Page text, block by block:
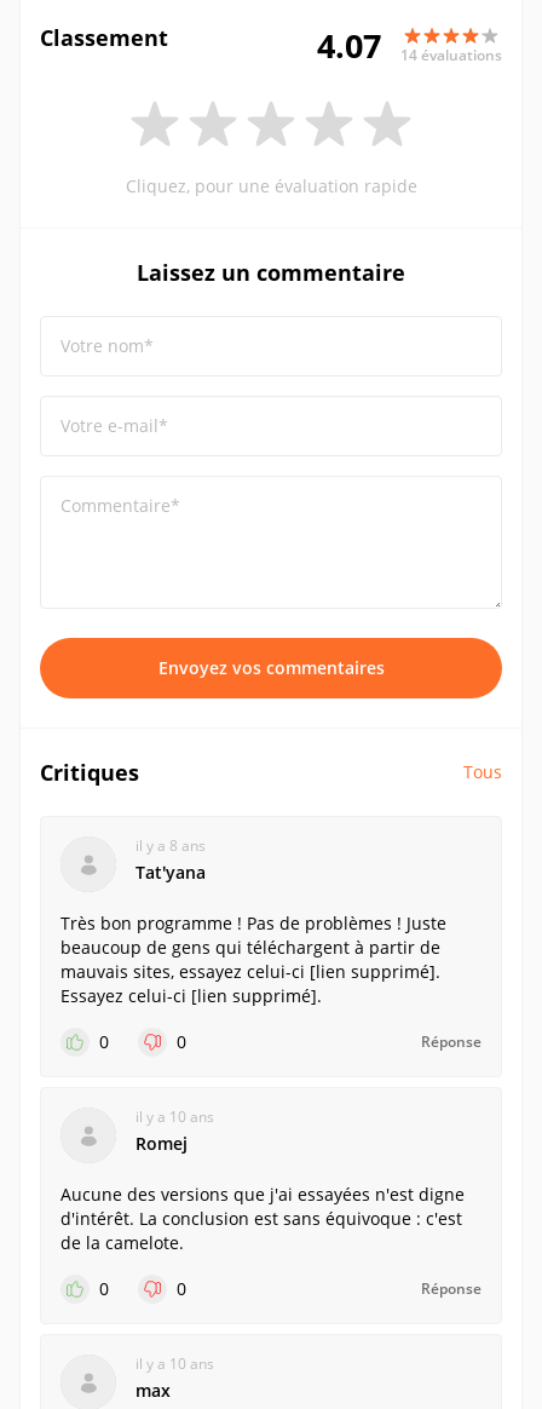
Classement 4.07 14 évaluations
Cliquez, pour une évaluation rapide
Laissez un commentaire
Votre nom*
Votre e-mail*
Commentaire*
Envoyez vos commentaires
Critiques Tous
il y a 8 ans
Tatʹyana
Très bon programme ! Pas de problèmes ! Juste
beaucoup de gens qui téléchargent à partir de
mauvais sites, essayez celui-ci [lien supprimé].
Essayez celui-ci [lien supprimé].
0
0 Réponse
il y a 10 ans
Romej
Aucune des versions que j'ai essayées n'est digne
d'intérêt. La conclusion est sans équivoque : c'est
de la camelote.
0
0 Réponse
il y a 10 ans
max